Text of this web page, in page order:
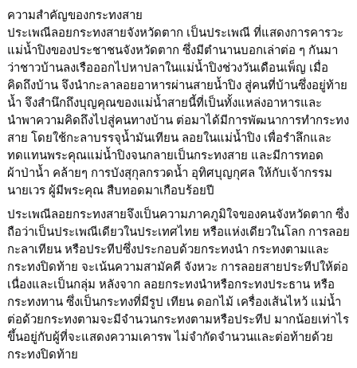
ความสำคัญของกระทงสาย
ประเพณีลอยกระทงสายจังหวัดตาก เป็นประเพณี ที่แสดงการคารวะ
แม่น้ำปิงของประชาชนจังหวัดตาก ซึ่งมีตำนานบอกเล่าต่อ ๆ กันมา
ว่าชาวบ้านลงเรือออกไปหาปลาในแม่น้ำปิงช่วงวันเดือนเพ็ญ เมื่อ
คิดถึงบ้าน จึงนำกะลาลอยอาหารผ่านสายน้ำปิง สู่คนที่บ้านซึ่งอยู่ท้าย
น้ำ จึงสำนึกถึงบุญคุณของแม่น้ำสายนี้ที่เป็นทั้งแหล่งอาหารและ
นำพาความคิดถึงไปสู่คนทางบ้าน ต่อมาได้มีการพัฒนาการทำกระทง
สาย โดยใช้กะลาบรรจุน้ำมันเทียน ลอยในแม่น้ำปิง เพื่อรำลึกและ
ทดแทนพระคุณแม่น้ำปิงจนกลายเป็นกระทงสาย และมีการทอด
ผ้าป่าน้ำ คล้ายๆ การบังสุกุลกรวดน้ำ อุทิศบุญกุศล ให้กับเจ้ากรรม
นายเวร ผู้มีพระคุณ สืบทอดมาเกือบร้อยปี
ประเพณีลอยกระทงสายจึงเป็นความภาคภูมิใจของคนจังหวัดตาก ซึ่ง
ถือว่าเป็นประเพณีเดียวในประเทศไทย หรือแห่งเดียวในโลก การลอย
กะลาเทียน หรือประทีปซึ่งประกอบด้วยกระทงนำ กระทงตามและ
กระทงปิดท้าย จะเน้นความสามัคคี จังหวะ การลอยสายประทีปให้ต่อ
เนื่องและเป็นกลุ่ม หลังจาก ลอยกระทงนำหรือกระทงประธาน หรือ
กระทงทาน ซึ่งเป็นกระทงที่มีรูป เทียน ดอกไม้ เครื่องเส้นไหว้ แม่น้ำ
ต่อด้วยกระทงตามจะมีจำนวนกระทงตามหรือประทีป มากน้อยเท่าไร
ขึ้นอยู่กับผู้ที่จะแสดงความเคารพ ไม่จำกัดจำนวนและต่อท้ายด้วย
กระทงปิดท้าย